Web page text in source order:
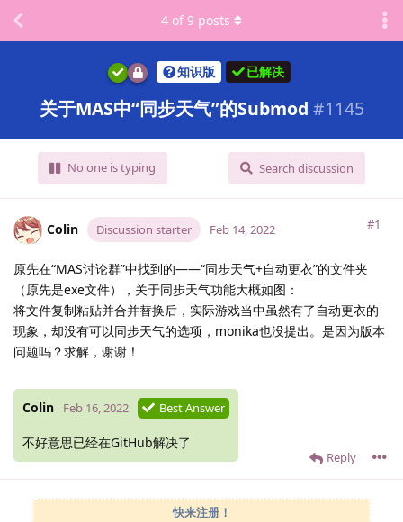
知识版 已解决
关于MAS中“同步天气”的Submod #1145
No one is typing Search discussion
4 of 9 posts
Colin Discussion starter #1
Feb 14, 2022
原先在“MAS讨论群”中找到的——“同步天气+自动更衣”的文件夹
（原先是exe文件），关于同步天气功能大概如图：
将文件复制粘贴并合并替换后，实际游戏当中虽然有了自动更衣的
现象，却没有可以同步天气的选项，monika也没提出。是因为版本
问题吗？求解，谢谢！
Reply
Colin Feb 16, 2022 Best Answer
不好意思已经在GitHub解决了
快来注册！